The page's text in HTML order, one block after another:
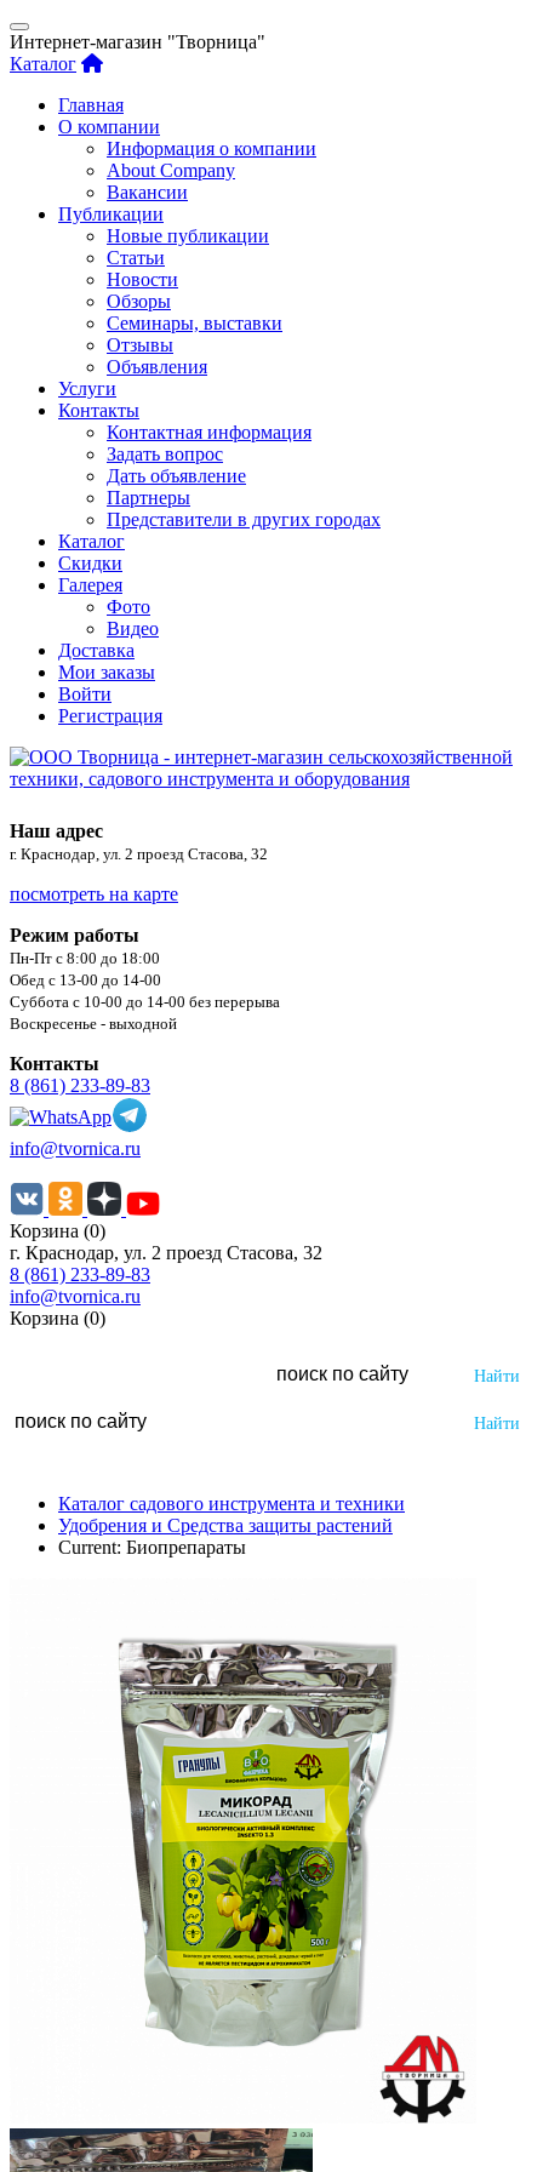
Интернет-магазин "Творница"
Каталог
Главная
О компании
Информация о компании
About Company
Вакансии
Публикации
Новые публикации
Статьи
Новости
Обзоры
Семинары, выставки
Отзывы
Объявления
Услуги
Контакты
Контактная информация
Задать вопрос
Дать объявление
Партнеры
Представители в других городах
Каталог
Скидки
Галерея
Фото
Видео
Доставка
Мои заказы
Войти
Регистрация
Наш адрес
г. Краснодар, ул. 2 проезд Стасова, 32
посмотреть на карте
Режим работы
Пн-Пт с 8:00 до 18:00
Обед с 13-00 до 14-00
Суббота с 10-00 до 14-00 без перерыва
Воскресенье - выходной
Контакты
8 (861) 233-89-83
info@tvornica.ru
Корзина (0)
г. Краснодар, ул. 2 проезд Стасова, 32
8 (861) 233-89-83
info@tvornica.ru
Корзина (0)
Каталог садового инструмента и техники
Удобрения и Средства защиты растений
Current: Биопрепараты